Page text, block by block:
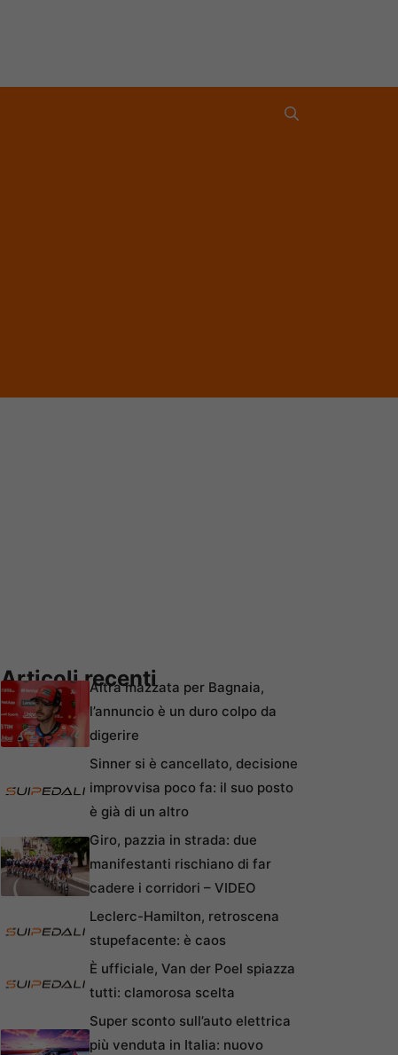
Articoli recentiAltra mazzata per Bagnaia,
l’annuncio è un duro colpo da
digerire
Sinner si è cancellato, decisione
improvvisa poco fa: il suo posto
è già di un altro
Giro, pazzia in strada: due
manifestanti rischiano di far
cadere i corridori – VIDEO
Leclerc-Hamilton, retroscena
stupefacente: è caos
È ufficiale, Van der Poel spiazza
tutti: clamorosa scelta
Super sconto sull’auto elettrica
più venduta in Italia: nuovo